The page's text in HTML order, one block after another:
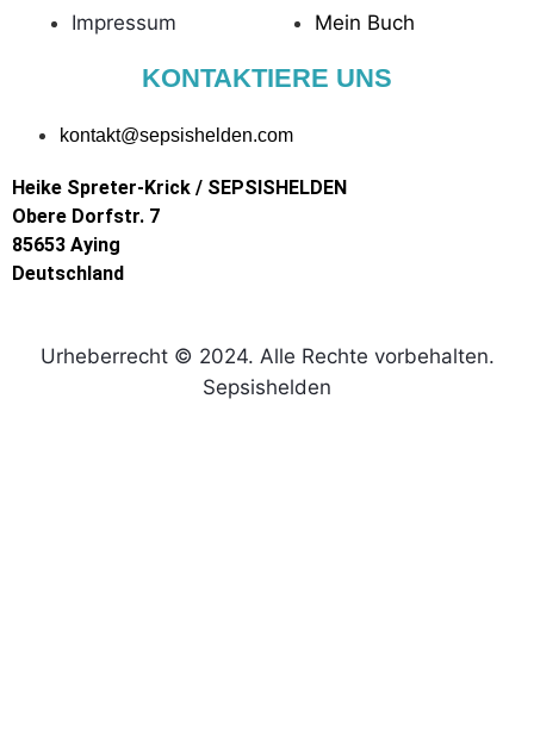
Impressum
Mein Buch
KONTAKTIERE UNS
kontakt@sepsishelden.com
Heike Spreter-Krick / SEPSISHELDEN
Obere Dorfstr. 7
85653 Aying
Deutschland
Urheberrecht © 2024. Alle Rechte vorbehalten.
Sepsishelden